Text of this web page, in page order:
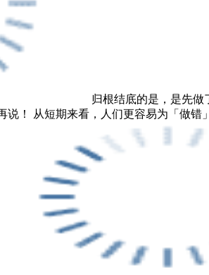
归根结底的是，是先做
说！ 从短期来看，人们更容易为「做